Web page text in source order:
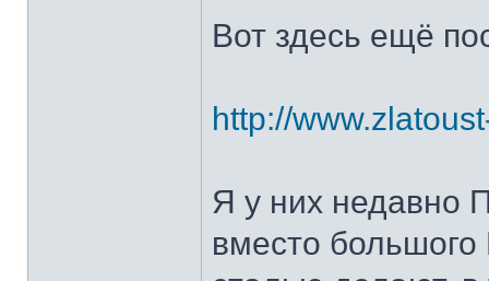
Вот здесь ещё
http://
Я у них недавно
вместо